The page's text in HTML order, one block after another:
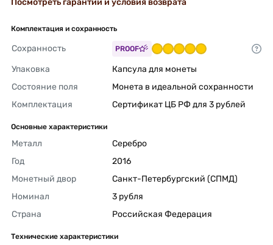
Комплектация и сохранность
Сохранность PROOF
Упаковка
Капсула для монеты
Состояние поля
Монета в идеальной сохранности
Комплектация
Сертификат ЦБ РФ для 3 рублей
Основные характеристики
Металл
Серебро
Год
2016
Монетный двор
Санкт-Петербургский (СПМД)
Номинал
3 рубля
Страна
Российская Федерация
Технические характеристики